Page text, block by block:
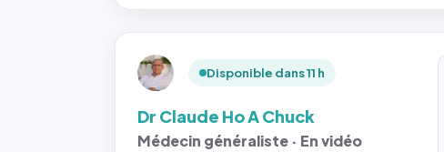
Disponible dans 11 h
Dr Claude Ho A Chuck
Médecin généraliste · En vidéo